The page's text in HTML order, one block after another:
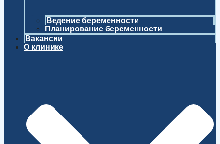
Ведение беременности
Планирование беременности
Вакансии
О клинике